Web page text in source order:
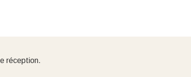
réception.